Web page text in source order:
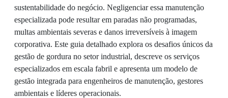
sustentabilidade do negócio. Negligenciar essa manutenção
especializada pode resultar em paradas não programadas,
multas ambientais severas e danos irreversíveis à imagem
corporativa. Este guia detalhado explora os desafios únicos da
gestão de gordura no setor industrial, descreve os serviços
especializados em escala fabril e apresenta um modelo de
gestão integrada para engenheiros de manutenção, gestores
ambientais e líderes operacionais.